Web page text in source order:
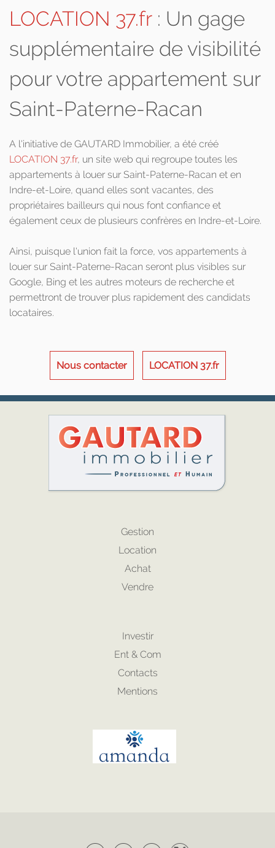
LOCATION 37.fr : Un gage
supplémentaire de visibilité
pour votre appartement sur
Saint-Paterne-Racan
A l'initiative de GAUTARD Immobilier, a été créé
LOCATION 37.fr, un site web qui regroupe toutes les
appartements à louer sur Saint-Paterne-Racan et en
Indre-et-Loire, quand elles sont vacantes, des
propriétaires bailleurs qui nous font confiance et
également ceux de plusieurs confrères en Indre-et-Loire.
Ainsi, puisque l'union fait la force, vos appartements à
louer sur Saint-Paterne-Racan seront plus visibles sur
Google, Bing et les autres moteurs de recherche et
permettront de trouver plus rapidement des candidats
locataires.
Nous contacter LOCATION 37.fr
Gestion
Location
Achat
Vendre
Investir
Ent & Com
Contacts
Mentions